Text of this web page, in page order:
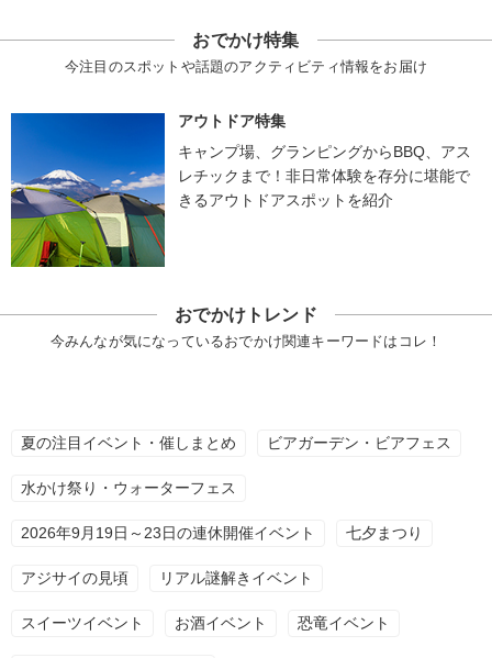
おでかけ特集
今注目のスポットや話題のアクティビティ情報をお届け
アウトドア特集
キャンプ場、グランピングからBBQ、アス
レチックまで！非日常体験を存分に堪能で
きるアウトドアスポットを紹介
おでかけトレンド
今みんなが気になっているおでかけ関連キーワードはコレ！
夏の注目イベント・催しまとめ ビアガーデン・ビアフェス
水かけ祭り・ウォーターフェス
2026年9月19日～23日の連休開催イベント 七夕まつり
アジサイの見頃 リアル謎解きイベント
スイーツイベント お酒イベント 恐竜イベント